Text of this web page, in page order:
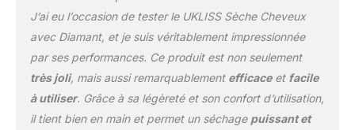
Airstyler est doté d'un
qui empêche les frisottis
statiques et donne de la
brillance aux cheveux,
pour une finition lisse et
l'utilisation, les cheveux
J’ai eu l’occasion de tester le UKLISS Sèche Cheveux
avec Diamant, et je suis véritablement impressionnée
par ses performances. Ce produit est non seulement
très joli, mais aussi remarquablement efficaceet facile
à utiliser. Grâce à sa légèreté et son confort d’utilisation,
il tient bien en main et permet un séchage puissant et